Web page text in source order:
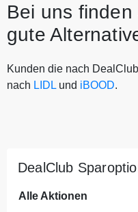
Bei uns
gute
Kunden die nach
nach LIDL und iBOOD.
DealClub
Alle Aktionen